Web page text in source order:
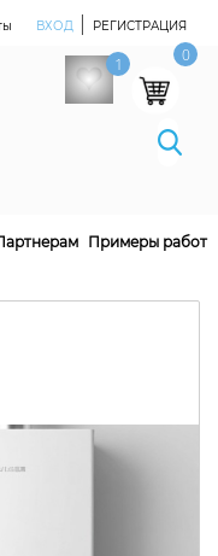
ВХОД | РЕГИСТРАЦИЯ
1 0
Примеры работ